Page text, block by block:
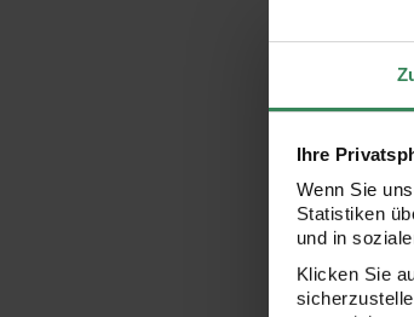
Ihre
Wenn Sie
Statistiken
und in
Klicken Sie